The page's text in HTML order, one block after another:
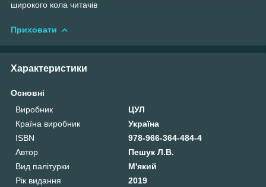
широкого кола читачів
Приховати
Характеристики
Основні
Виробник
ЦУЛ
Країна виробник
Україна
ISBN
978-966-364-484-4
Автор
Пешук Л.В.
Вид палітурки
М'який
Рік видання
2019